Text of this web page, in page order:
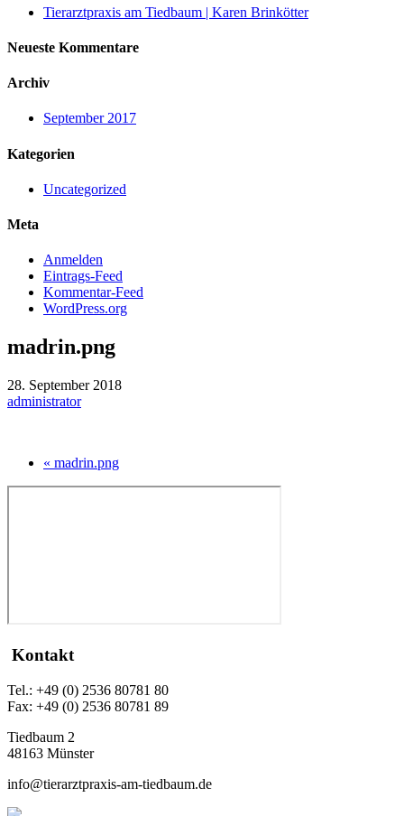
Tierarztpraxis am Tiedbaum | Karen Brinkötter
Neueste Kommentare
Archiv
September 2017
Kategorien
Uncategorized
Meta
Anmelden
Eintrags-Feed
Kommentar-Feed
WordPress.org
madrin.png
28. September 2018
administrator
« madrin.png
Kontakt
Tel.: +49 (0) 2536 80781 80
Fax: +49 (0) 2536 80781 89
Tiedbaum 2
48163 Münster
info@tierarztpraxis-am-tiedbaum.de